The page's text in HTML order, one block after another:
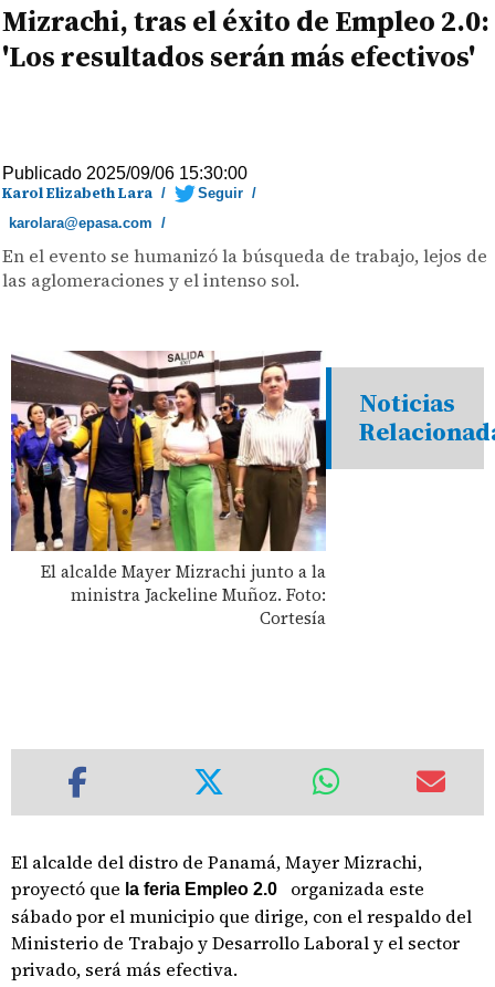
Mizrachi, tras el éxito de Empleo 2.0:
'Los resultados serán más efectivos'
Publicado 2025/09/06 15:30:00
Karol Elizabeth Lara / Seguir /
karolara@epasa.com /
En el evento se humanizó la búsqueda de trabajo, lejos de
las aglomeraciones y el intenso sol.
El alcalde Mayer Mizrachi junto a la
ministra Jackeline Muñoz. Foto:
Cortesía
Noticias
El alcalde del distro de Panamá, Mayer Mizrachi,
proyectó que la feria Empleo 2.0
organizada este
sábado por el municipio que dirige, con el respaldo del
Ministerio de Trabajo y Desarrollo Laboral y el sector
privado, será más efectiva.